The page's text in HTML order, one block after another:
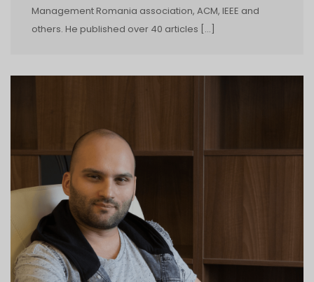
Management Romania association, ACM, IEEE and
others. He published over 40 articles […]